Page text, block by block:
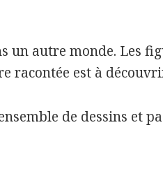
un autre monde. Les
racontée est à
de dessins et